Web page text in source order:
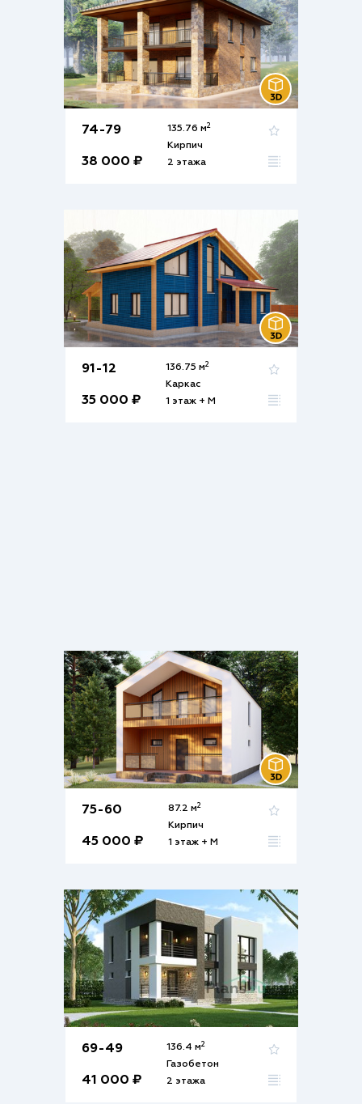
74-79
38 000 ₽
135.76 м2
Кирпич
2 этажа
91-12
35 000 ₽
136.75 м2
Каркас
1 этаж + М
75-60
45 000 ₽
87.2 м2
Кирпич
1 этаж + М
69-49
41 000 ₽
136.4 м2
Газобетон
2 этажа